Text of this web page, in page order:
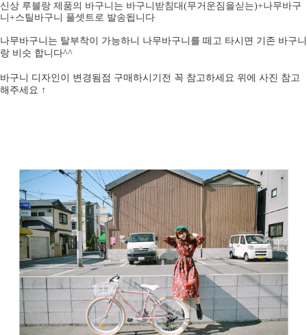
신상 루블랑 제품의 바구니는 바구니받침대(무거운짐을싣는)+나무바구
니+스틸바구니 풀셋트로 발송됩니다
나무바구니는 탈부착이 가능하니 나무바구니를 떼고 타시면 기존 바구니
랑 비슷 합니다^^
바구니 디자인이 변경됨점 구매하시기전 꼭 참고하세요 위에 사진 참고
해주세요 ↑